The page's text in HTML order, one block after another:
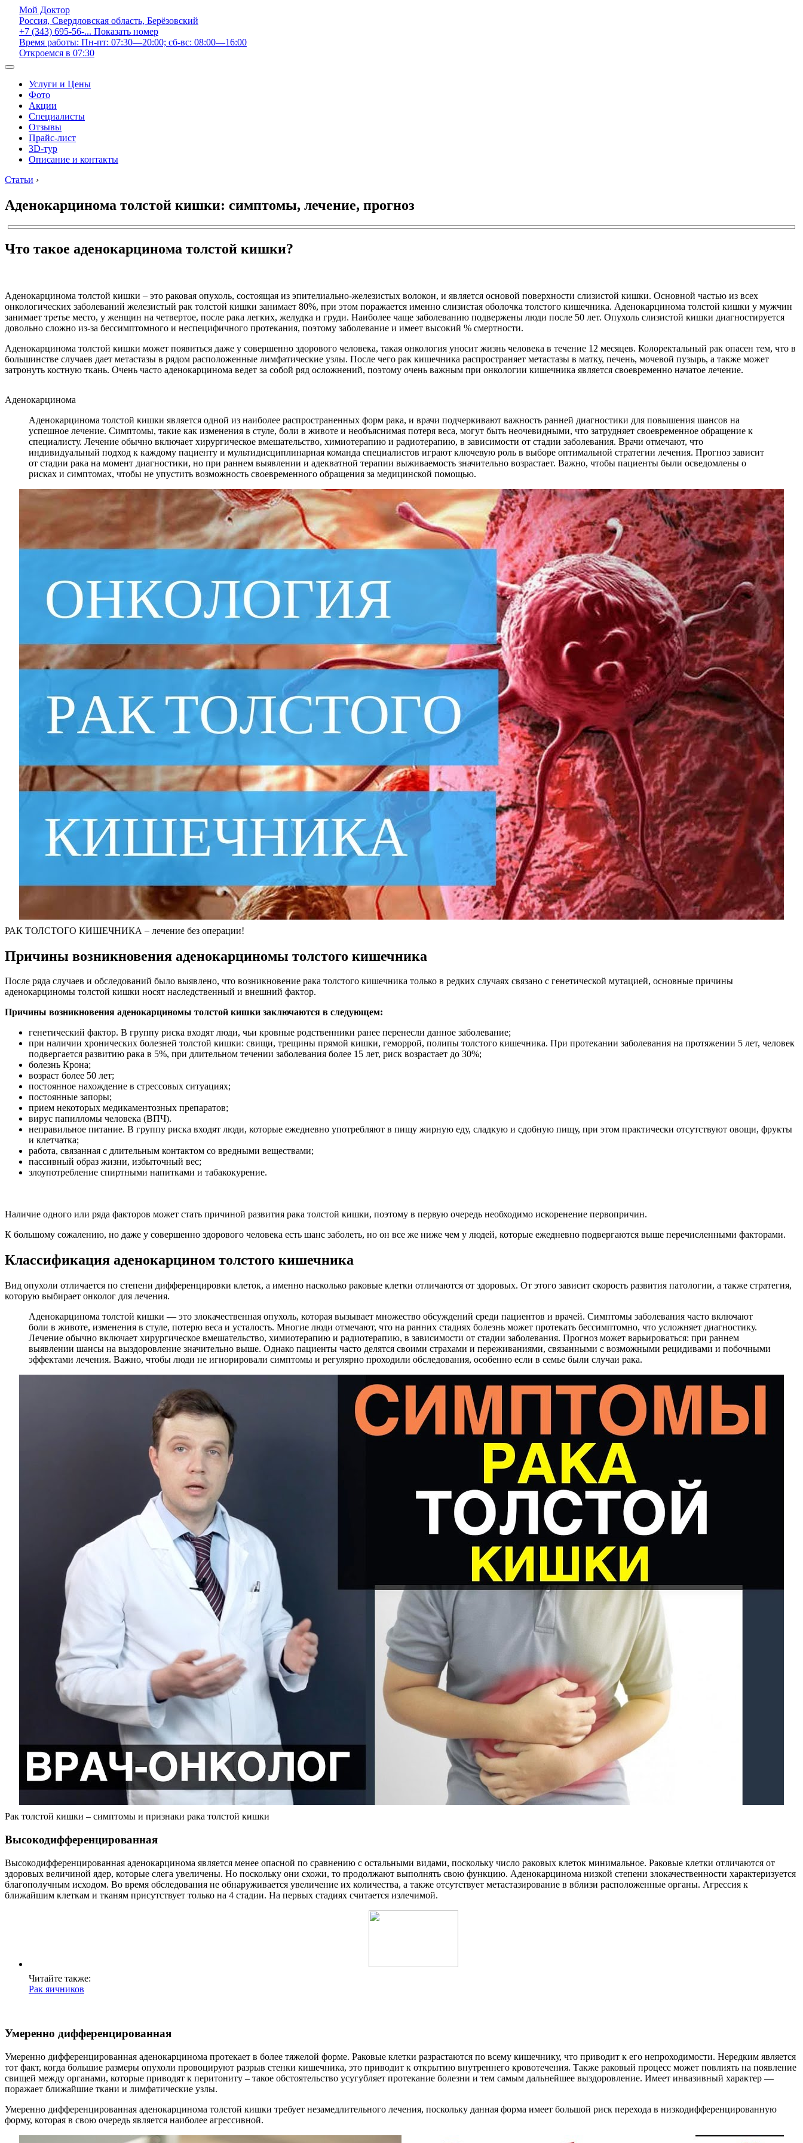
Мой Доктор
Россия, Свердловская область, Берёзовский
+7 (343) 695-56-... Показать номер
Время работы: Пн-пт: 07:30—20:00; сб-вс: 08:00—16:00
Откроемся в 07:30
Услуги и Цены
Фото
Акции
Специалисты
Отзывы
Прайс-лист
3D-тур
Описание и контакты
Статьи ›
Аденокарцинома толстой кишки: симптомы, лечение, прогноз
Что такое аденокарцинома толстой кишки?
Аденокарцинома толстой кишки – это раковая опухоль, состоящая из эпителиально-железистых волокон, и является основой поверхности слизистой кишки. Основной частью из всех
онкологических заболеваний железистый рак толстой кишки занимает 80%, при этом поражается именно слизистая оболочка толстого кишечника. Аденокарцинома толстой кишки у мужчин
занимает третье место, у женщин на четвертое, после рака легких, желудка и груди. Наиболее чаще заболеванию подвержены люди после 50 лет. Опухоль слизистой кишки диагностируется
довольно сложно из-за бессимптомного и неспецифичного протекания, поэтому заболевание и имеет высокий % смертности.
Аденокарцинома толстой кишки может появиться даже у совершенно здорового человека, такая онкология уносит жизнь человека в течение 12 месяцев. Колоректальный рак опасен тем, что в
большинстве случаев дает метастазы в рядом расположенные лимфатические узлы. После чего рак кишечника распространяет метастазы в матку, печень, мочевой пузырь, а также может
затронуть костную ткань. Очень часто аденокарцинома ведет за собой ряд осложнений, поэтому очень важным при онкологии кишечника является своевременно начатое лечение.
Аденокарцинома
Аденокарцинома толстой кишки является одной из наиболее распространенных форм рака, и врачи подчеркивают важность ранней диагностики для повышения шансов на
успешное лечение. Симптомы, такие как изменения в стуле, боли в животе и необъяснимая потеря веса, могут быть неочевидными, что затрудняет своевременное обращение к
специалисту. Лечение обычно включает хирургическое вмешательство, химиотерапию и радиотерапию, в зависимости от стадии заболевания. Врачи отмечают, что
индивидуальный подход к каждому пациенту и мультидисциплинарная команда специалистов играют ключевую роль в выборе оптимальной стратегии лечения. Прогноз зависит
от стадии рака на момент диагностики, но при раннем выявлении и адекватной терапии выживаемость значительно возрастает. Важно, чтобы пациенты были осведомлены о
рисках и симптомах, чтобы не упустить возможность своевременного обращения за медицинской помощью.
РАК ТОЛСТОГО КИШЕЧНИКА – лечение без операции!
Причины возникновения аденокарциномы толстого кишечника
После ряда случаев и обследований было выявлено, что возникновение рака толстого кишечника только в редких случаях связано с генетической мутацией, основные причины
аденокарциномы толстой кишки носят наследственный и внешний фактор.
Причины возникновения аденокарциномы толстой кишки заключаются в следующем:
генетический фактор. В группу риска входят люди, чьи кровные родственники ранее перенесли данное заболевание;
при наличии хронических болезней толстой кишки: свищи, трещины прямой кишки, геморрой, полипы толстого кишечника. При протекании заболевания на протяжении 5 лет, человек
подвергается развитию рака в 5%, при длительном течении заболевания более 15 лет, риск возрастает до 30%;
болезнь Крона;
возраст более 50 лет;
постоянное нахождение в стрессовых ситуациях;
постоянные запоры;
прием некоторых медикаментозных препаратов;
вирус папилломы человека (ВПЧ).
неправильное питание. В группу риска входят люди, которые ежедневно употребляют в пищу жирную еду, сладкую и сдобную пищу, при этом практически отсутствуют овощи, фрукты
и клетчатка;
работа, связанная с длительным контактом со вредными веществами;
пассивный образ жизни, избыточный вес;
злоупотребление спиртными напитками и табакокурение.
Наличие одного или ряда факторов может стать причиной развития рака толстой кишки, поэтому в первую очередь необходимо искоренение первопричин.
К большому сожалению, но даже у совершенно здорового человека есть шанс заболеть, но он все же ниже чем у людей, которые ежедневно подвергаются выше перечисленными факторами.
Классификация аденокарцином толстого кишечника
Вид опухоли отличается по степени дифференцировки клеток, а именно насколько раковые клетки отличаются от здоровых. От этого зависит скорость развития патологии, а также стратегия,
которую выбирает онколог для лечения.
Аденокарцинома толстой кишки — это злокачественная опухоль, которая вызывает множество обсуждений среди пациентов и врачей. Симптомы заболевания часто включают
боли в животе, изменения в стуле, потерю веса и усталость. Многие люди отмечают, что на ранних стадиях болезнь может протекать бессимптомно, что усложняет диагностику.
Лечение обычно включает хирургическое вмешательство, химиотерапию и радиотерапию, в зависимости от стадии заболевания. Прогноз может варьироваться: при раннем
выявлении шансы на выздоровление значительно выше. Однако пациенты часто делятся своими страхами и переживаниями, связанными с возможными рецидивами и побочными
эффектами лечения. Важно, чтобы люди не игнорировали симптомы и регулярно проходили обследования, особенно если в семье были случаи рака.
Рак толстой кишки – симптомы и признаки рака толстой кишки
Высокодифференцированная
Высокодифференцированная аденокарцинома является менее опасной по сравнению с остальными видами, поскольку число раковых клеток минимальное. Раковые клетки отличаются от
здоровых величиной ядер, которые слега увеличены. Но поскольку они схожи, то продолжают выполнять свою функцию. Аденокарцинома низкой степени злокачественности характеризуется
благополучным исходом. Во время обследования не обнаруживается увеличение их количества, а также отсутствует метастазирование в вблизи расположенные органы. Агрессия к
ближайшим клеткам и тканям присутствует только на 4 стадии. На первых стадиях считается излечимой.
Читайте также:
Рак яичников
Умеренно дифференцированная
Умеренно дифференцированная аденокарцинома протекает в более тяжелой форме. Раковые клетки разрастаются по всему кишечнику, что приводит к его непроходимости. Нередким является
тот факт, когда большие размеры опухоли провоцируют разрыв стенки кишечника, это приводит к открытию внутреннего кровотечения. Также раковый процесс может повлиять на появление
свищей между органами, которые приводят к перитониту – такое обстоятельство усугубляет протекание болезни и тем самым дальнейшее выздоровление. Имеет инвазивный характер —
поражает ближайшие ткани и лимфатические узлы.
Умеренно дифференцированная аденокарцинома толстой кишки требует незамедлительного лечения, поскольку данная форма имеет большой риск перехода в низкодифференцированную
форму, которая в свою очередь является наиболее агрессивной.